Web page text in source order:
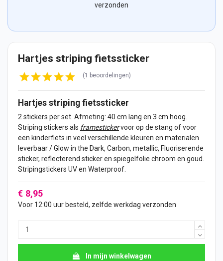
verzonden
Hartjes striping fietssticker
(1 beoordelingen)
Hartjes striping fietssticker
2 stickers per set. Afmeting: 40 cm lang en 3 cm hoog.
Striping stickers als framestickervoor op de stang of voor
een kinderfiets in veel verschillende kleuren en materialen
leverbaar / Glow in the Dark, Carbon, metallic, Fluoriserende
sticker, reflecterend sticker en spiegelfolie chroom en goud.
Stripingstickers UV en Waterproof.
€ 8,95
Voor 12:00 uur besteld, zelfde werkdag verzonden
In mijn winkelwagen